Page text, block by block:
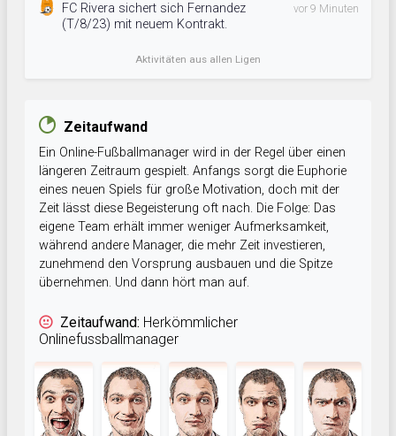
FC Rivera sichert sich Fernandez
(T/8/23) mit neuem Kontrakt.
vor 9 Minuten
Aktivitäten aus allen Ligen
Zeitaufwand
Ein Online-Fußballmanager wird in der Regel über einen
längeren Zeitraum gespielt. Anfangs sorgt die Euphorie
eines neuen Spiels für große Motivation, doch mit der
Zeit lässt diese Begeisterung oft nach. Die Folge: Das
eigene Team erhält immer weniger Aufmerksamkeit,
während andere Manager, die mehr Zeit investieren,
zunehmend den Vorsprung ausbauen und die Spitze
übernehmen. Und dann hört man auf.
Zeitaufwand: Herkömmlicher
Onlinefussballmanager